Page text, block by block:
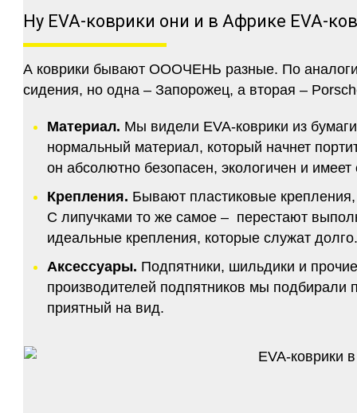
Ну EVA-коврики они и в Африке EVA-
А коврики бывают ОООЧЕНЬ разные. По
сидения, но одна – Запорожец, а вторая –
Материал. Мы видели EVA-коврики из
нормальный материал, который начнет
он абсолютно безопасен, экологичен и
Крепления. Бывают пластиковые
С липучками то же самое – перестают
идеальные крепления, которые служат
Аксессуары. Подпятники, шильдики и
производителей подпятников мы подбирали
приятный на вид.